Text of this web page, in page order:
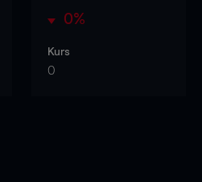
0%
Kurs
0